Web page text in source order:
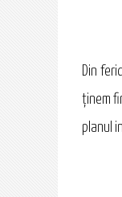
Din
ţinem
planul